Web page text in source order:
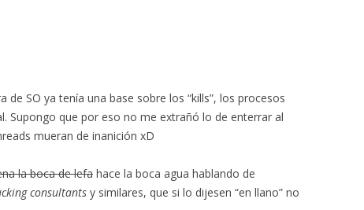
de SO ya tenía una base sobre los “kills”, los procesos
Supongo que por eso no me extrañó lo de enterrar al
mueran de inanición xD
la boca de lefa hace la boca agua hablando de
consultants y similares, que si lo dijesen “en llano” no